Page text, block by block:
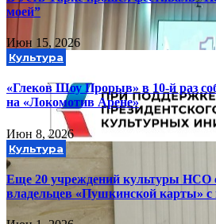
моей”
Июн 15, 2026
Культура
«Глеков Шоу Прорыв» в 10-й раз
на «Локомотив Арене»
Июн 8, 2026
Культура
Еще 20 учреждений культуры НСО
владельцев «Пушкинской карты» с